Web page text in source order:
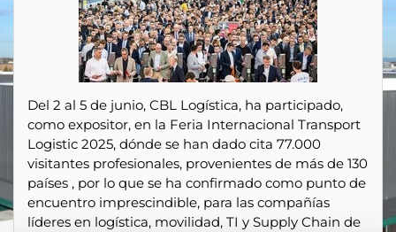
Del 2 al 5 de junio, CBL Logística, ha participado,
como expositor, en la Feria Internacional Transport
Logistic 2025, dónde se han dado cita 77.000
visitantes profesionales, provenientes de más de 130
países , por lo que se ha confirmado como punto de
encuentro imprescindible, para las compañías
líderes en logística, movilidad, TI y Supply Chain de